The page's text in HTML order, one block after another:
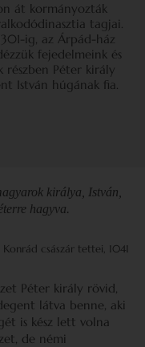
át kormányozták
tagjai.
ig, az Árpád-ház
fejedelmeink és
Péter király
István húgának fia.
királya, István,
hagyva.
császár tettei, 1041
Péter király rövid,
látva benne, aki
is kész lett volna
de némi